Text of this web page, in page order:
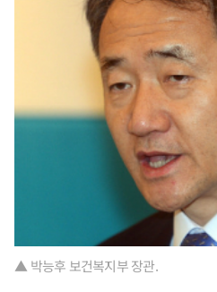
▲ 박능후 보건복지부 장관.